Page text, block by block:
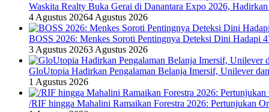
Waskita Realty Buka Gerai di Danantara Expo 2026,
4 Agustus 20264 Agustus 2026
BOSS 2026: Menkes Soroti Pentingnya Deteksi Dini Hadapi
3 Agustus 20263 Agustus 2026
GloUtopia Hadirkan Pengalaman Belanja Imersif, Unilever
1 Agustus 2026
/RIF hingga Mahalini Ramaikan Forestra 2026: Pertunjukan